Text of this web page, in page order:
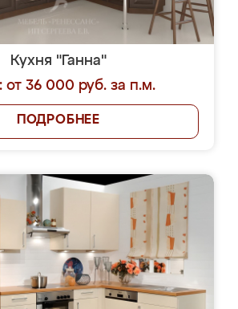
Кухня "Ганна"
от 36 000 руб. за п.м.
ПОДРОБНЕЕ